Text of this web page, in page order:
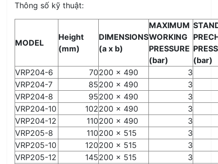
Thông số kỹ thuật:
MODEL
Height
(mm)
DIMENSIONS
(a x b)
MAXIMUM
WORKING
PRESSURE
(bar)
(bar)
VRP204-6
70200 x 490
3
VRP204-7
85200 x 490
3
VRP204-8
95200 x 490
3
VRP204-10
102200 x 490
3
VRP204-12
110200 x 490
3
VRP205-8
110200 x 515
3
VRP205-10
120200 x 515
3
VRP205-12
145200 x 515
3